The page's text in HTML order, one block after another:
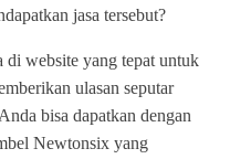
jasa tersebut?
di website yang tepat untuk
ulasan seputar
bisa dapatkan dengan
Newtonsix yang